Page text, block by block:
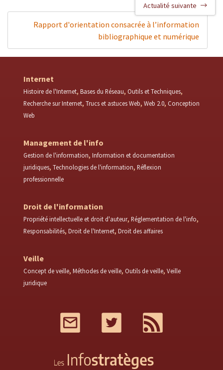
Actualité suivante
Rapport d'orientation consacrée à l’information
bibliographique et numérique
Internet
Histoire de l'Internet Bases du Réseau Outils et Techniques
Recherche sur Internet Trucs et astuces Web Web 2.0 Conception
Web
Management de l'info
Gestion de l'information Information et documentation
juridiques Technologies de l'information Réflexion
professionnelle
Droit de l'information
Propriété intellectuelle et droit d'auteur Réglementation de l'info
Responsabilités Droit de l'Internet Droit des affaires
Veille
Concept de veille Méthodes de veille Outils de veille Veille
juridique
Twitter